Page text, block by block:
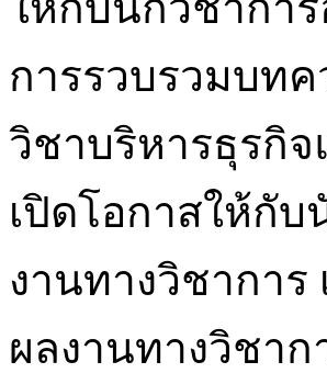
การรวบรวมบท
วิชาบริหารธุรกิจ
เปิดโอกาสให้กั
งานทางวิชากา
ผลงานทางวิชาก